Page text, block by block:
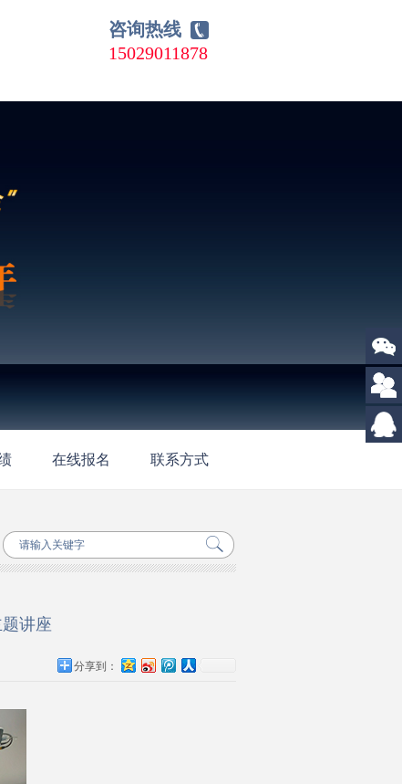
咨询热线
15029011878
在线报名 联系方式
讲座
分享到：